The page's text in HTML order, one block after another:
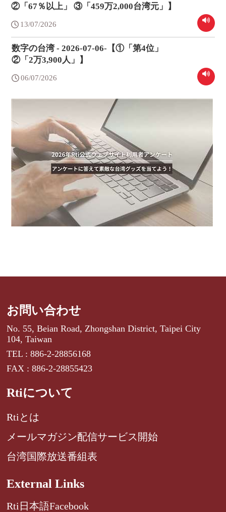
②「67％以上」 ③「459万2,000台湾元」】
13/07/2026
数字の台湾 - 2026-07-06-【①「第4位」
②「2万3,900人」】
06/07/2026
お問い合わせ
No. 55, Beian Road, Zhongshan District, Taipei City
104, Taiwan
TEL : 886-2-28856168
FAX : 886-2-28855423
Rtiについて
Rtiとは
メールマガジン配信サービス開始
台湾国際放送番組表
External Links
Rti日本語Facebook